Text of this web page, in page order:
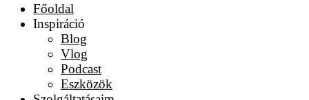
Főoldal
Inspiráció
Blog
Vlog
Podcast
Eszközök